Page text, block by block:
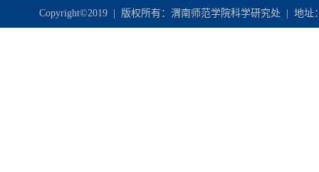
Copyright©2019 | 版权所有：渭南师范学院科学研究处 | 地址